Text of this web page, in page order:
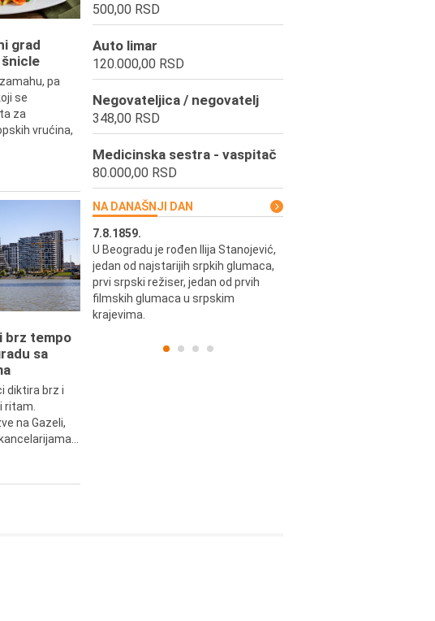
grad
pa
se
za
vrućina,
brz tempo
sa
diktira brz i
ritam.
na Gazeli,
500,00 RSD
Auto limar
120.000,00 RSD
Negovateljica / negovatelj
348,00 RSD
Medicinska sestra - vaspitač
80.000,00 RSD
NA DANAŠNJI DAN
Cvetić,
TV glumica.
7.8.1859.
U Beogradu je rođen Ilija Stanojević,
jedan od najstarijih srpkih glumaca,
prvi srpski režiser, jedan od prvih
filmskih glumaca u srpskim
krajevima.